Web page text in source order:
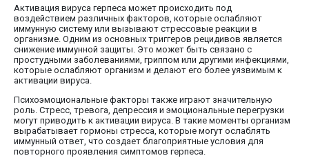
Активация вируса герпеса может происходить под
воздействием различных факторов, которые ослабляют
иммунную систему или вызывают стрессовые реакции в
организме. Одним из основных триггеров рецидивов является
снижение иммунной защиты. Это может быть связано с
простудными заболеваниями, гриппом или другими инфекциями,
которые ослабляют организм и делают его более уязвимым к
активации вируса.
Психоэмоциональные факторы также играют значительную
роль. Стресс, тревога, депрессия и эмоциональные перегрузки
могут приводить к активации вируса. В такие моменты организм
вырабатывает гормоны стресса, которые могут ослаблять
иммунный ответ, что создает благоприятные условия для
повторного проявления симптомов герпеса.